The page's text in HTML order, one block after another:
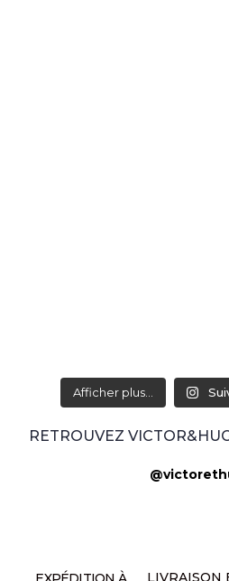
Afficher plus...
RETROUVEZ
LIVRAISON